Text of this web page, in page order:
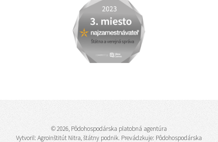
© 2026, Pôdohospodárska platobná agentúra
Vytvoril: Agroinštitút Nitra, štátny podnik. Prevádzkuje: Pôdohospodárska